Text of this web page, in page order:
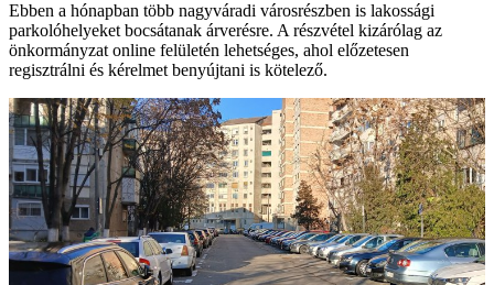
Ebben a hónapban több nagyváradi városrészben is lakossági
parkolóhelyeket bocsátanak árverésre. A részvétel kizárólag az
önkormányzat online felületén lehetséges, ahol előzetesen
regisztrálni és kérelmet benyújtani is kötelező.